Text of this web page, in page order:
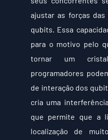
ajustar as forças
qubits. Essa
para o motivo pelo
tornar um
programadores
de interação dos
cria uma
que permite que a
localização de